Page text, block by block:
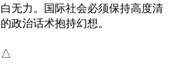
无力。国际社会必须保持高度清
政治话术抱持幻想。